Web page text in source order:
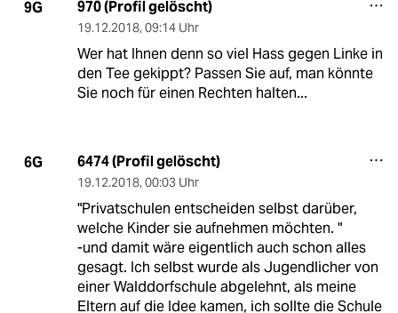
9G 970 (Profil gelöscht)
19.12.2018, 09:14 Uhr
Wer hat Ihnen denn so viel Hass gegen Linke in
den Tee gekippt? Passen Sie auf, man könnte
Sie noch für einen Rechten halten...
6G 6474 (Profil gelöscht)
19.12.2018, 00:03 Uhr
"Privatschulen entscheiden selbst darüber,
welche Kinder sie aufnehmen möchten. "
-und damit wäre eigentlich auch schon alles
gesagt. Ich selbst wurde als Jugendlicher von
einer Walddorfschule abgelehnt, als meine
Eltern auf die Idee kamen, ich sollte die Schule